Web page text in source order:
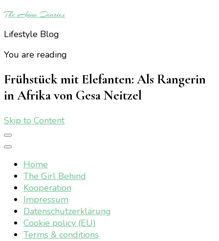
The Anna Diaries
Lifestyle Blog
You are reading
Frühstück mit Elefanten: Als Rangerin
in Afrika von Gesa Neitzel
Skip to Content
Home
The Girl Behind
Kooperation
Impressum
Datenschutzerklärung
Cookie policy (EU)
Terms & conditions